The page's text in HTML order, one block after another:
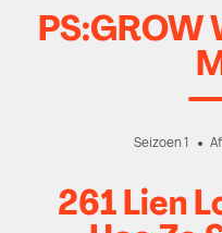
PS:GROW
Seizoen 1
261 Lien